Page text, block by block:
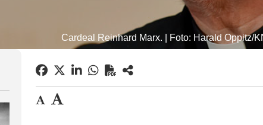
Cardeal Reinhard Marx. | Foto: Harald Oppitz/